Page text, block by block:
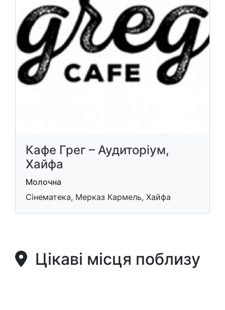
Кафе Грег – Аудиторіум,
Хайфа
Молочна
Сінематека, Мерказ Кармель, Хайфа
Цікаві місця поблизу